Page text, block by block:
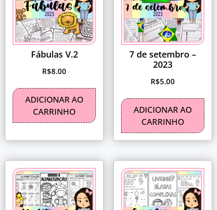
Fábulas V.2
R$8.00
ADICIONAR AO
CARRINHO
7 de setembro –
2023
R$5.00
ADICIONAR AO
CARRINHO